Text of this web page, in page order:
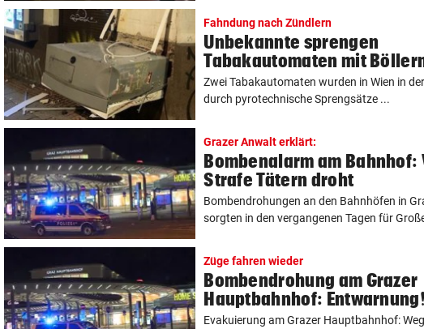
Fahndung nach Zündlern
Unbekannte sprengen
Tabakautomaten mit
Zwei Tabakautomaten wurden in Wien in
durch pyrotechnische Sprengsätze ...
Grazer Anwalt erklärt:
Bombenalarm am Bahnhof:
Strafe Tätern droht
Bombendrohungen an den Bahnhöfen in
sorgten in den vergangenen Tagen für
Züge fahren wieder
Bombendrohung am Grazer
Hauptbahnhof: Entwarnung!
Evakuierung am Grazer Hauptbahnhof: